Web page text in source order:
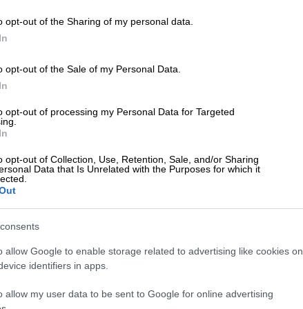
opt-out of the Sharing of my personal data.
opt-out of the Sale of my Personal Data.
opt-out of processing my Personal Data for Targeted
opt-out of Collection, Use, Retention, Sale, and/or Sharing
Data that Is Unrelated with the Purposes for which it
allow Google to enable storage related to advertising like cookies on
identifiers in apps.
allow my user data to be sent to Google for online advertising
των Κυκλάδων - Αναλυτικά
μία τέτοια συμπαραγωγή,
Ελευθερίου, γιατί θέλουμε να
του εντέχνου στην νέα γενιά, μέσα
θέλαμε να τους συστήσουμε σ' έναν
ιδιαίτερα πολιτικοποιημένο και
- Σεπτέμβριο του 1982»
φετινή επιλογή ήταν ο Μάνος Λοΐζος.
μικτών τεχνικών ανιμέισον τις
του μέσα από το αξέχαστο τραγούδι
απαγγελία της
να βρίσκεται στη Σύρο για την
video δηλώνοντας σχετικά: «Χαίρομαι